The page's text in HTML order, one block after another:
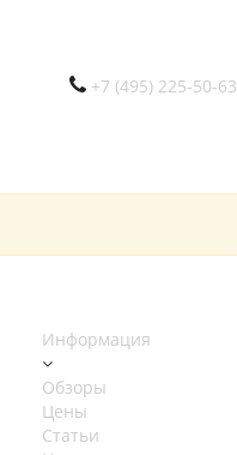
+7 (495) 225-50-63
Информация
Обзоры
Цены
Статьи